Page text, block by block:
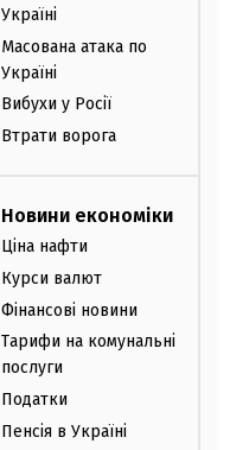
Україні
Масована атака по
Україні
Вибухи у Росії
Втрати ворога
Новини економіки
Ціна нафти
Курси валют
Фінансові новини
Тарифи на комунальні
послуги
Податки
Пенсія в Україні